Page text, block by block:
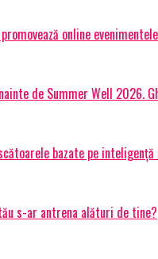
online
de Summer Well 2026.
bazate pe
s-ar antrena alături de tine?